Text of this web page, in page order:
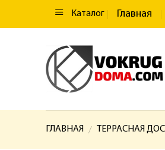
Каталог Главная
ГЛАВНАЯ / ТЕРРАСНАЯ